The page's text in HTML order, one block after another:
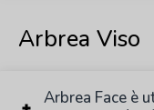
Arbrea Viso
Arbrea Face è